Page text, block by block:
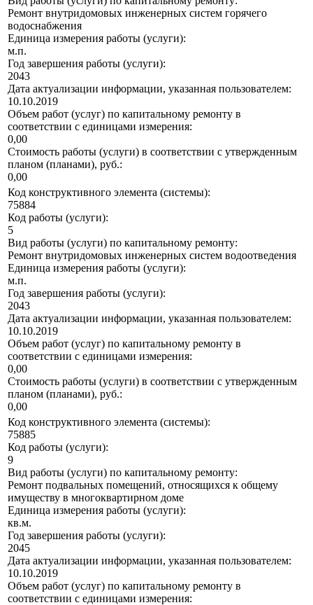
Ремонт внутридомовых инженерных систем горячего
водоснабжения
Единица измерения работы (услуги):
м.п.
Год завершения работы (услуги):
2043
Дата актуализации информации, указанная пользователем:
10.10.2019
Объем работ (услуг) по капитальному ремонту в
соответствии с единицами измерения:
0,00
Стоимость работы (услуги) в соответствии с утвержденным
планом (планами), руб.:
0,00
Код конструктивного элемента (системы):
75884
Код работы (услуги):
5
Вид работы (услуги) по капитальному ремонту:
Ремонт внутридомовых инженерных систем водоотведения
Единица измерения работы (услуги):
м.п.
Год завершения работы (услуги):
2043
Дата актуализации информации, указанная пользователем:
10.10.2019
Объем работ (услуг) по капитальному ремонту в
соответствии с единицами измерения:
0,00
Стоимость работы (услуги) в соответствии с утвержденным
планом (планами), руб.:
0,00
Код конструктивного элемента (системы):
75885
Код работы (услуги):
9
Вид работы (услуги) по капитальному ремонту:
Ремонт подвальных помещений, относящихся к общему
имуществу в многоквартирном доме
Единица измерения работы (услуги):
кв.м.
Год завершения работы (услуги):
2045
Дата актуализации информации, указанная пользователем:
10.10.2019
Объем работ (услуг) по капитальному ремонту в
соответствии с единицами измерения: